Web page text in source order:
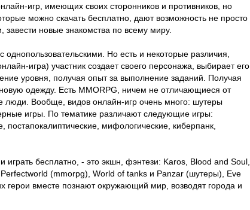
игр, имеющих своих сторонников и противников, но
можно скачать бесплатно, дают возможность не просто
новые знакомства по всему миру.
Но есть и некоторые различия,
игра) участник создает своего персонажа, выбирает его
уровня, получая опыт за выполнение заданий. Получая
одежду. Есть MMORPG, ничем не отличающиеся от
люди. Вообще, видов онлайн-игр очень много: шутеры
игры. По тематике различают следующие игры:
постапокалиптические, мифологические, киберпанк,
играть бесплатно, - это экшн, фэнтези: Karos, Blood and Soul,
(mmorpg), World of tanks и Panzar (шутеры), Eve
герои вместе познают окружающий мир, возводят города и